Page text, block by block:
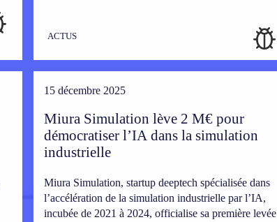
ACTUS
15 décembre 2025
Miura Simulation lève 2 M€ pour
démocratiser l’IA dans la simulation
industrielle
Miura Simulation, startup deeptech spécialisée dans
l’accélération de la simulation industrielle par l’IA,
incubée de 2021 à 2024, officialise sa première levée